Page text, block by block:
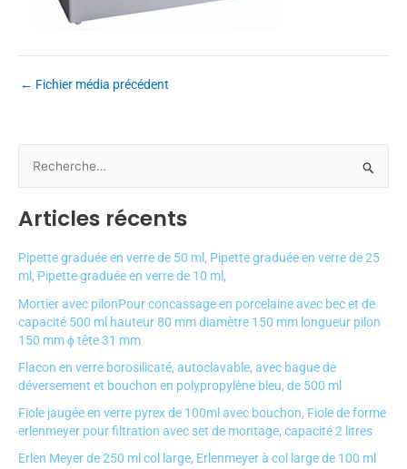
← Fichier média précédent
c
c
h
e
r
:
Articles récents
Pipette graduée en verre de 50 ml, Pipette graduée en verre de 25
ml, Pipette graduée en verre de 10 ml,
Mortier avec pilonPour concassage en porcelaine avec bec et de
capacité 500 ml hauteur 80 mm diamètre 150 mm longueur pilon
150 mm ɸ tête 31 mm
Flacon en verre borosilicaté, autoclavable, avec bague de
déversement et bouchon en polypropylène bleu, de 500 ml
Fiole jaugée en verre pyrex de 100ml avec bouchon, Fiole de forme
erlenmeyer pour filtration avec set de montage, capacité 2 litres
Erlen Meyer de 250 ml col large, Erlenmeyer à col large de 100 ml